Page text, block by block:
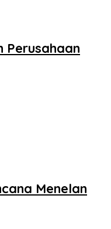
Perusahaan
Menelan